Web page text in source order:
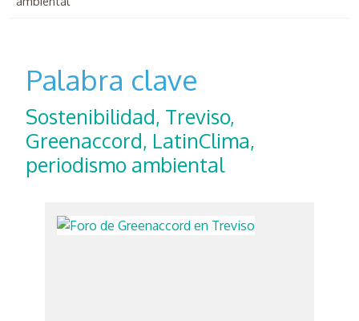
Palabra clave
Sostenibilidad, Treviso,
Greenaccord, LatinClima,
periodismo ambiental